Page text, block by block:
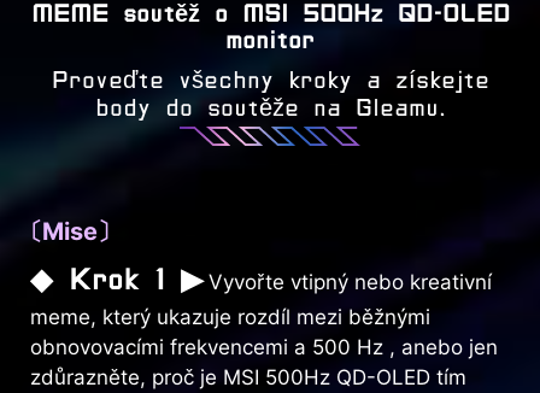
MEME soutěž o MSI 500Hz QD-OLED
monitor
Proveďte všechny kroky a získejte
body do soutěže na Gleamu.
〔Mise〕
◆ Krok 1 ▶Vyvořte vtipný nebo kreativní
meme, který ukazuje rozdíl mezi běžnými
obnovovacími frekvencemi a 500 Hz , anebo jen
zdůrazněte, proč je MSI 500Hz QD-OLED tím